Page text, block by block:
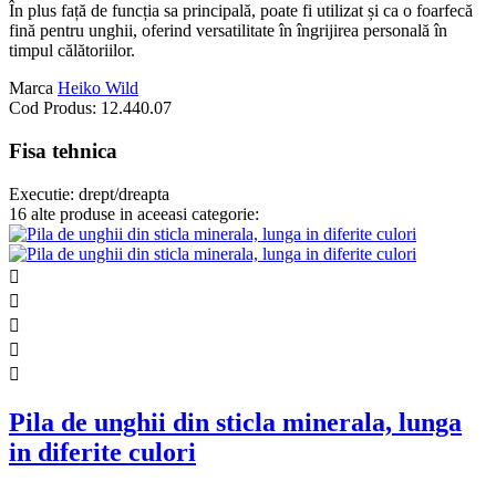
În plus față de funcția sa principală, poate fi utilizat și ca o foarfecă
fină pentru unghii, oferind versatilitate în îngrijirea personală în
timpul călătoriilor.
Marca Heiko Wild
Cod Produs: 12.440.07
Fisa tehnica
Executie: drept/dreapta
16 alte produse in aceeasi categorie:





Pila de unghii din sticla minerala, lunga
in diferite culori